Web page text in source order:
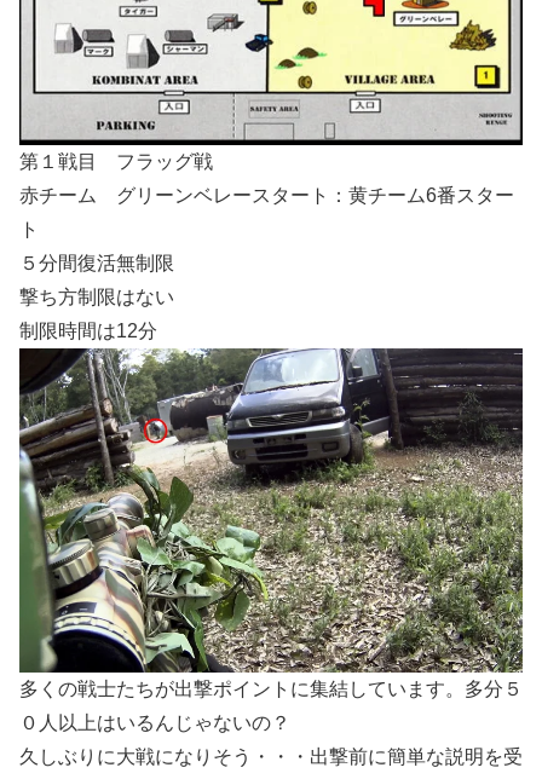
第１戦目 フラッグ戦
赤チーム グリーンベレースタート：黄チーム6番スター
ト
５分間復活無制限
撃ち方制限はない
制限時間は12分
多くの戦士たちが出撃ポイントに集結しています。多分５
０人以上はいるんじゃないの？
久しぶりに大戦になりそう・・・出撃前に簡単な説明を受